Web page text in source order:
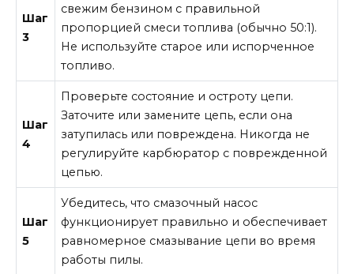
Шаг
3
свежим бензином с правильной
пропорцией смеси топлива (обычно 50:1).
Не используйте старое или испорченное
топливо.
Шаг
4
Проверьте состояние и остроту цепи.
Заточите или замените цепь, если она
затупилась или повреждена. Никогда не
регулируйте карбюратор с поврежденной
цепью.
Шаг
5
Убедитесь, что смазочный насос
функционирует правильно и обеспечивает
равномерное смазывание цепи во время
работы пилы.